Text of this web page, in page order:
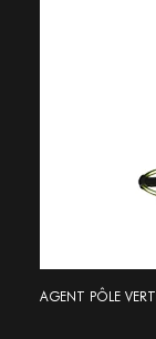
AGENT PÔLE VERT